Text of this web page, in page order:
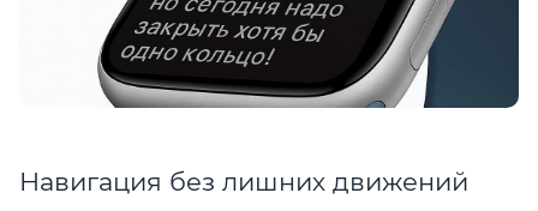
Навигация без лишних движений